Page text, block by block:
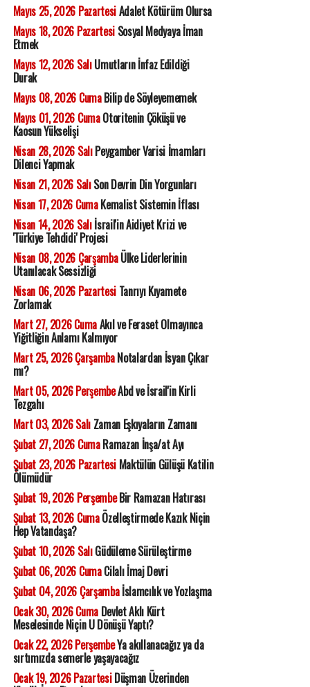
Mayıs 25, 2026 PazartesiAdalet Kötürüm Olursa
Mayıs 18, 2026 PazartesiSosyal Medyaya İman
Etmek
Mayıs 12, 2026 SalıUmutların İnfaz Edildiği
Durak
Mayıs 08, 2026 CumaBilip de Söyleyememek
Mayıs 01, 2026 CumaOtoritenin Çöküşü ve
Kaosun Yükselişi
Nisan 28, 2026 SalıPeygamber Varisi İmamları
Dilenci Yapmak
Nisan 21, 2026 SalıSon Devrin Din Yorgunları
Nisan 17, 2026 CumaKemalist Sistemin İflası
Nisan 14, 2026 Salıİsrail'in Aidiyet Krizi ve
'Türkiye Tehdidi' Projesi
Nisan 08, 2026 ÇarşambaÜlke Liderlerinin
Utanılacak Sessizliği
Nisan 06, 2026 PazartesiTanrıyı Kıyamete
Zorlamak
Mart 27, 2026 CumaAkıl ve Feraset Olmayınca
Yiğitliğin Anlamı Kalmıyor
Mart 25, 2026 ÇarşambaNotalardan İsyan Çıkar
mı?
Mart 05, 2026 PerşembeAbd ve İsrail'in Kirli
Tezgahı
Mart 03, 2026 SalıZaman Eşkıyaların Zamanı
Şubat 27, 2026 CumaRamazan İnşa/at Ayı
Şubat 23, 2026 PazartesiMaktülün Gülüşü Katilin
Ölümüdür
Şubat 19, 2026 PerşembeBir Ramazan Hatırası
Şubat 13, 2026 CumaÖzelleştirmede Kazık Niçin
Hep Vatandaşa?
Şubat 10, 2026 SalıGüdüleme Sürüleştirme
Şubat 06, 2026 CumaCilalı İmaj Devri
Şubat 04, 2026 Çarşambaİslamcılık ve Yozlaşma
Ocak 30, 2026 CumaDevlet Aklı Kürt
Meselesinde Niçin U Dönüşü Yaptı?
Ocak 22, 2026 PerşembeYa akıllanacağız ya da
sırtımızda semerle yaşayacağız
Ocak 19, 2026 PazartesiDüşman Üzerinden